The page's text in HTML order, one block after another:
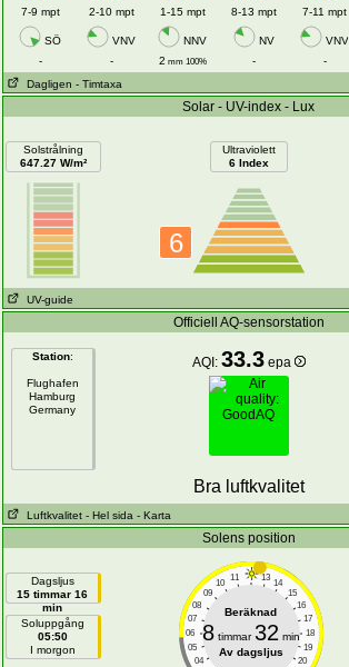
7-9 mpt 2-10 mpt 1-15 mpt 8-13 mpt 7-11 mpt
SÖ VNV NNV NV
VNV
-
- 2 mm 100% -
-
Dagligen - Timtaxa
Solar - UV-index - Lux
Solstrålning
647.27 W/m²
Ultraviolett
6 Index
6
UV-guide
Officiell AQ-sensorstation
Station:
Flughafen
Hamburg
Germany
AQI: 33.3 epa
Bra luftkvalitet
Luftkvalitet - Hel sida - Karta
Solens position
Dagsljus
15 timmar 16
min
Soluppgång
05:50
I morgon
11 13
10
14
09
15
08
16
07
17
06
18
05
19
04
20
Beräknad
8timmar 32 min
Av dagsljus